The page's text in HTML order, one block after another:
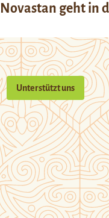
Novastan geht in
Unterstützt uns